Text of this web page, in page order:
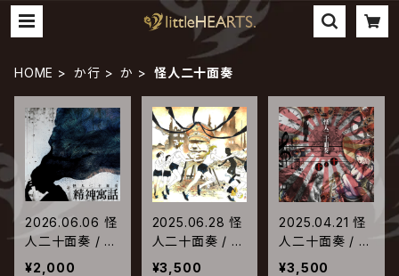
HOME か行 か 怪人二十面奏
2026.06.06 怪
人二十面奏 / 精
神寓話
¥2,000
2025.06.28 怪
人二十面奏 / 天
國
¥3,500
2025.04.21 怪
人二十面奏 / 十
と十
¥3,500